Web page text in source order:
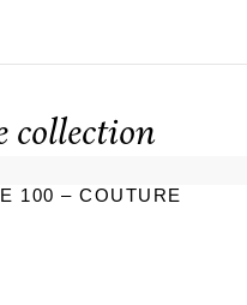
collection
100 – COUTURE